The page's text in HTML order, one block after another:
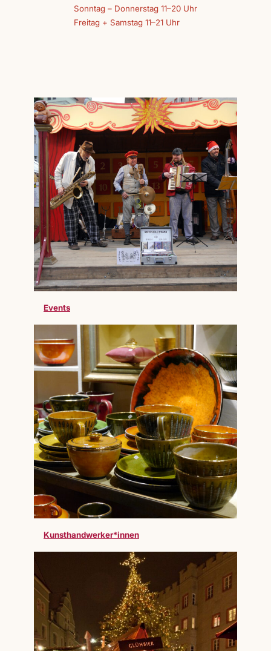
Sonntag – Donnerstag 11–20 Uhr
Freitag + Samstag 11–21 Uhr
Events
Kunsthandwerker*innen